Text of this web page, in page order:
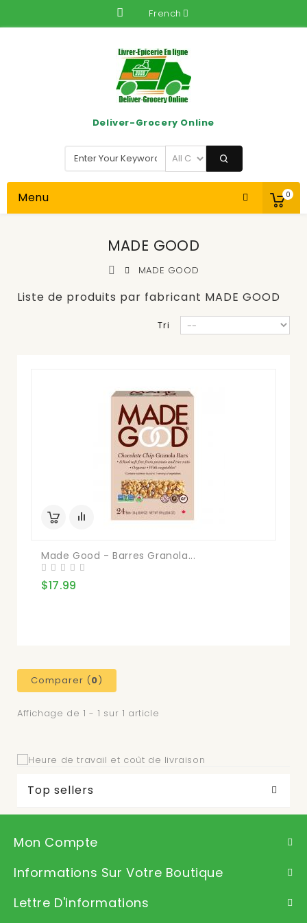
French
0
Deliver-Grocery Online
Menu
MADE GOOD
MADE GOOD
Liste de produits par fabricant MADE GOOD
Tri
Made Good - Barres Granola...
$17.99
Comparer (0)
Affichage de 1 - 1 sur 1 article
Top sellers
Mon Compte
Informations Sur Votre Boutique
Lettre D'informations